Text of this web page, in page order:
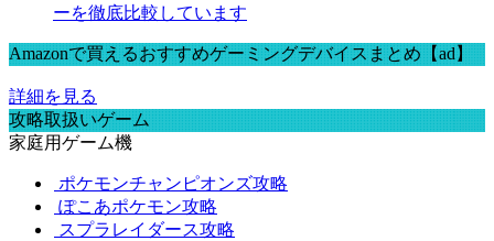
ーを徹底比較しています
Amazonで買えるおすすめゲーミングデバイスまとめ【ad】
詳細を見る
攻略取扱いゲーム
家庭用ゲーム機
ポケモンチャンピオンズ攻略
ぽこあポケモン攻略
スプラレイダース攻略